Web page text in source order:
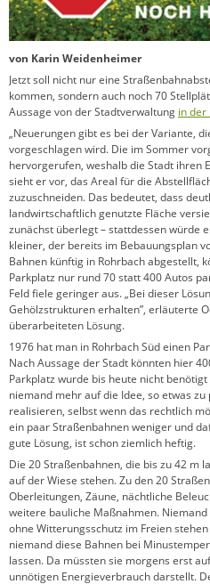
von Karin Weidenheimer
Jetzt soll nicht nur eine
kommen, sondern auch noch 70
Aussage von der Stadtverwaltung in der
„Neuerungen gibt es bei der Variante,
vorgeschlagen wird. Die im Sommer
hervorgerufen, weshalb die Stadt ihren
sieht er vor, das Areal für die
zuzuschneiden. Das bedeutet, dass
landwirtschaftlich genutzte Fläche
zunächst überlegt – stattdessen würde
kleiner, der bereits im Bebauungsplan
Bahnen künftig in Rohrbach abgestellt,
Parkplatz nur rund 70 statt 400 Autos
Feld fiele geringer aus. „Bei dieser
Gehölzstrukturen erhalten”, erläuterte
überarbeiteten Lösung.
1976 hat man in Rohrbach Süd einen
Nach Aussage der Stadt könnten hier
Parkplatz wurde bis heute nicht
niemand mehr auf die Idee, so etwas
realisieren, selbst wenn das rechtlich
ein paar Straßenbahnen weniger und
gute Lösung, ist schon ziemlich heftig.
Die 20 Straßenbahnen, die bis zu 42 m
auf der Wiese stehen. Zu den 20
Oberleitungen, Zäune, nächtliche
weitere bauliche Maßnahmen.
ohne Witterungsschutz im Freien
niemand diese Bahnen bei
lassen. Da müssten sie morgens erst
unnötigen Energieverbrauch darstellt.